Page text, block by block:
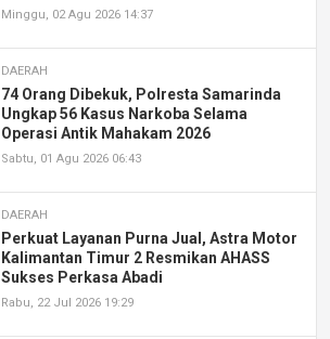
Minggu, 02 Agu 2026 14:37
DAERAH
74 Orang Dibekuk, Polresta Samarinda
Ungkap 56 Kasus Narkoba Selama
Operasi Antik Mahakam 2026
Sabtu, 01 Agu 2026 06:43
DAERAH
Perkuat Layanan Purna Jual, Astra Motor
Kalimantan Timur 2 Resmikan AHASS
Sukses Perkasa Abadi
Rabu, 22 Jul 2026 19:29